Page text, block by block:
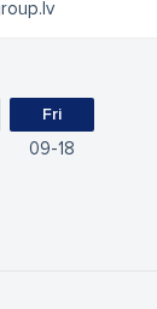
Fri
09 18